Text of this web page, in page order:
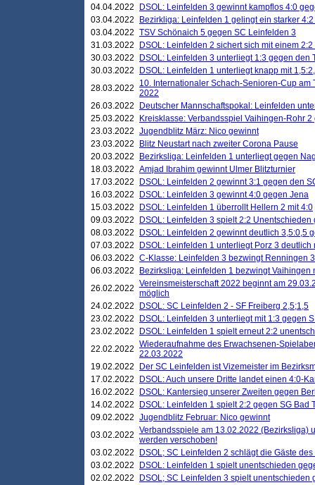
04.04.2022
DSOL: Leinfelden 3 gewinnt kampflos 4:0
03.04.2022
Bezirkliga: Leinfelden 1 gelingt ein starker
03.04.2022 TSV Schönaich 5 gegen SC Leinfelden 3
31.03.2022
DSOL: Leinfelden 2 sichert sich mit einem
30.03.2022
DSOL: Leinfelden 3 unterliegt 1:3 gegen den
30.03.2022
DSOL: Leinfelden 1 unterliegt knapp mit
28.03.2022
10. Internationaler Schach-Senioren-Cup am
2022
26.03.2022
Deutscher Mannschaftspokal: Leinfelden
25.03.2022
Kreisklasse: Verbandsspiel Vaihingen-Rohr
23.03.2022 Jugendblitz März: Nico gewinnt
23.03.2022
Blitz Neustart nach zweiter Corona Pause
20.03.2022
Bezirksliga: Leinfelden 1 unterliegt gegen
18.03.2022 Amjad Ibrahim gewinnt Ulmer Blitzturnier
17.03.2022
DSOL: Leinfelden 2 gewinnt 3:1 gegen den
16.03.2022
DSOL: Leinfelden 3 gewinnt 4:0 gegen Jena
15.03.2022
DSOL: Leinfelden 1 überrollt Hellern 2 mit 4:0
09.03.2022
DSOL: Leinfelden 3 spielt 2:2 Unentschieden
08.03.2022
DSOL: Leinfelden 2 gewinnt deutlich 3,5:0,5
07.03.2022
DSOL: Leinfelden 1 unterliegt Porz 3 deutlich
06.03.2022 C-Klasse: Leinfelden 3 bezwingt Renningen
06.03.2022
Bezirksliga: Leinfelden 1 bezwingt Vaihingen
26.02.2022 Vereinsmeisterschaft 2022 beginnt am
möglich
24.02.2022
DSOL: SC Leinfelden 2 - SF Freiberg 2,5;1,5
23.02.2022
DSOL: Leinfelden 3 unterliegt mit 1:3 gegen
23.02.2022
DSOL: Leinfelden 1 spielt erneut 2:2
22.02.2022 Wiederaufnahme des Erwachsenen-
22.03.2022
19.02.2022
Der SC Leinfelden ist Vizemeister im
17.02.2022
DSOL: Auch unsere Dritte landet einen 4:0-
16.02.2022
DSOL: Kantersieg unserer Zweiten gegen
14.02.2022
DSOL: Leinfelden 1 spielt 2:2 gegen SG Bad
09.02.2022 Jugendblitz Februar: Nico gewinnt
03.02.2022 Verbandsspiele am 13.02.2022 (Bezirksliga)
werden verschoben!
03.02.2022
DSOL; SC Leinfelden 2 schlägt die Gäste
03.02.2022
DSOL: Leinfelden 1 spielt unentschieden
02.02.2022
DSOL; SC Leinfelden 3 spielt unentschieden